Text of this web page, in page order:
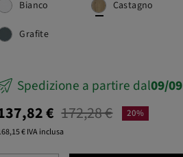
Bianco Castagno
Grafite
Spedizione a partire dal09/09
20%
€ 172,28 €
€ IVA inclusa